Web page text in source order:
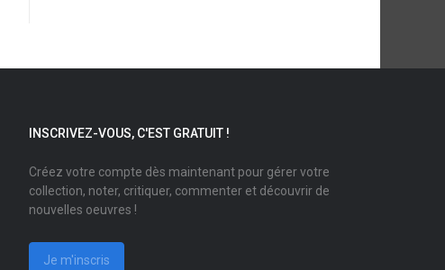
INSCRIVEZ-VOUS, C'EST GRATUIT !
Créez votre compte dès maintenant pour gérer votre
collection, noter, critiquer, commenter et découvrir de
nouvelles oeuvres !
Je m'inscris